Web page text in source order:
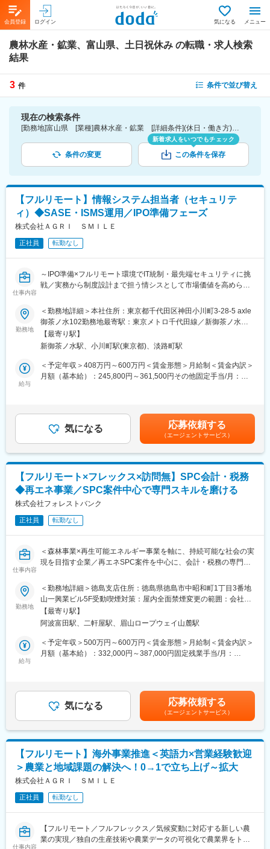
会員登録 ログイン 気になる メニュー
農林水産・鉱業、富山県、土日祝休み の転職・求人検索
結果
3 件 条件で並び替え
現在の検索条件
[勤務地]富山県 [業種]農林水産・鉱業 [詳細条件](休日・働き方)土日祝休み
条件の変更
新着求人をいつでもチェック
この条件を保存
【フルリモート】情報システム担当者（セキュリテ
ィ）◆SASE・ISMS運用／IPO準備フェーズ
株式会社ＡＧＲＩ ＳＭＩＬＥ
正社員 転勤なし
仕事内容
～IPO準備×フルリモート環境でIT統制・最先端セキュリティに挑
戦／実務から制度設計まで担う情シスとして市場価値を高められ
■業務内容：
◇フルリモート環境で、情報システム業務全般に関わっていただ
きます。
◇当部門では現在、情報システム責任者1名、パートスタッフ2名
が在籍しており（平均年齢31歳）、実務から制度の策定まで幅広
く対応し、一緒に情報システム部門を作っていただける方を募集
どの上流工程へ徐々に業務の幅を広げていただきます。
◇MDMツール（LANSCOPE）を使用した貸与デバイスの運用・
管理
◇各種ベンダーとの調整、問い合わせ対応
【コーポレートIT・ヘルプデスク領域（主担当）】
◇各種SaaS（Google Workspace、Slack、Notion、1Password
など）のアカウント・ライセンス管理、運用
◇貸与デバイスおよびIT資産の管理、キッティング、入社時研修
の実施
◇社内ヘルプデスク対応、FAQやマニュアルの作成・整備
◇ISMS事務局の対応、および運用の継続的改善（SecureNavi等
の活用）
◇情報セキュリティ規程・ガイドラインの整備、SaaS・AIサービ
ス導入時のセキュリティ評価
対応
◇セキュリティインシデント対応および再発防止策の策定、社内
Google Workspace、Slack、Notion、1password、ZOOM、
Microsoft 365、Windows 365、Adobe、Goodline、
SecureNavi、Apple Business Manager、Deep Instinct、
LANSCOPE、Verona SASE、Sansan
変更の範囲：会社の定める業務
勤務地
＜勤務地詳細＞本社住所：東京都千代田区神田小川町3-28-5 axle
御茶ノ水102勤務地最寄駅：東京メトロ千代田線／新御茶ノ水駅
受動喫煙対策：屋内全面禁煙変更の範囲：会社の定める事業所
（リモートワーク含む）
【最寄り駅】
新御茶ノ水駅、小川町駅(東京都)、淡路町駅
給与
＜予定年収＞408万円～600万円＜賃金形態＞月給制＜賃金内訳＞
月額（基本給）：245,800円～361,500円その他固定手当/月：
無＞有＜残業手当＞有＜給与補足＞※経験やスキルを考慮して決定
します。■その他固定手当：深夜残業手当20時間分（超過分は別
途追加支給）賃金はあくまでも目安の金額であり、選考を通じて
上下する可能性があります。月給(月額)は固定手当を含めた表記で
す。
気になる 応募依頼する
（エージェントサービス）
【フルリモート×フレックス×訪問無】SPC会計・税務
◆再エネ事業／SPC案件中心で専門スキルを磨ける
株式会社フォレストバンク
正社員 転勤なし
仕事内容
＜森林事業×再生可能エネルギー事業を軸に、持続可能な社会の実
現を目指す企業／再エネSPC案件を中心に、会計・税務の専門性
■業務内容：
再生可能エネルギー（主に太陽光発電）に関するSPC案件を中心
に、以下の業務を段階的にお任せします。
まずは会計・税務業務からスタートし、将来的には上流工程にも
関わっていただく想定です。
＜会計業務＞
・発電設備等の固定資産管理、減価償却
・プロジェクト単位での収支管理
・SPC特有の税務論点の整理
・税理士法人との折衝・資料作成
・再エネ関連の税制優遇の適用検討
＜SPC関連業務（キャリアに応じて）＞
・SPC設立に向けたスキーム検討補助
・出資者向け資料の作成支援
・資金調達スキームの管理
・契約・定款管理、運営管理
勤務地
＜勤務地詳細＞徳島支店住所：徳島県徳島市中昭和町1丁目3番地
山一興業ビル5F受動喫煙対策：屋内全面禁煙変更の範囲：会社の
定める事業所（リモートワーク含む）
【最寄り駅】
阿波富田駅、二軒屋駅、眉山ロープウェイ山麓駅
給与
＜予定年収＞500万円～600万円＜賃金形態＞月給制＜賃金内訳＞
月額（基本給）：332,000円～387,000円固定残業手当/月：
齢、経験を考慮の上、決定します。※賞与あり（年最大3回、2ヶ
月分、業績に応じて支給）賃金はあくまでも目安の金額であり、
選考を通じて上下する可能性があります。月給(月額)は固定手当を
含めた表記です。
気になる 応募依頼する
（エージェントサービス）
【フルリモート】海外事業推進＜英語力×営業経験歓迎
＞農業と地域課題の解決へ！0→1で立ち上げ～拡大
株式会社ＡＧＲＩ ＳＭＩＬＥ
正社員 転勤なし
仕事内容
【フルリモート／フルフレックス／気候変動に対応する新しい農
業の実現／独自の生産技術や農業データの可視化で農業界をトー